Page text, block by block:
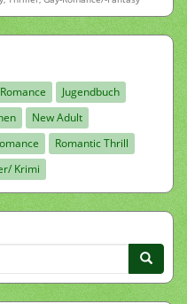
Jugendbuch
New Adult
Romantic Thrill
Krimi